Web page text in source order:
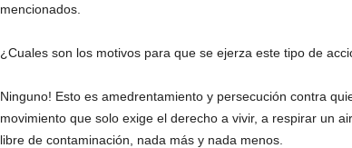
mencionados.
¿Cuales son los motivos para que se ejerza este tipo de
Ninguno! Esto es amedrentamiento y persecución contra
movimiento que solo exige el derecho a vivir, a respirar un
libre de contaminación, nada más y nada menos.